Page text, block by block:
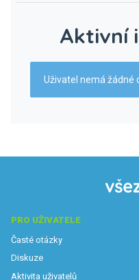
Aktivní
Uživatel nemá žádné
PRO UŽIVATELE
Časté otázky
Diskuze
Aktivita uživatelů